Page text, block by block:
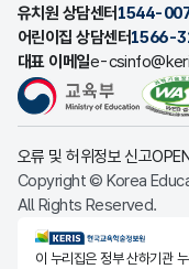
유치원 상담센터 1544-
어린이집 상담센터1566-
대표 이메일e-
오류 및 허위정보 신고
Copyright © Korea
All Rights Reserved.
KERIS한국교육학술정보
이 누리집은 정부 산하기관